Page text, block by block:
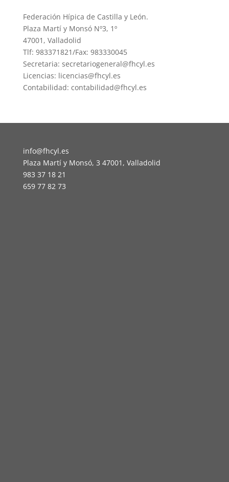
Federación Hípica de Castilla y León.
Plaza Martí y Monsó Nº3, 1º
47001, Valladolid
Tlf: 983371821/Fax: 983330045
Secretaria: secretariogeneral@fhcyl.es
Licencias: licencias@fhcyl.es
Contabilidad: contabilidad@fhcyl.es
info@fhcyl.es
Plaza Martí y Monsó, 3 47001, Valladolid
983 37 18 21
659 77 82 73